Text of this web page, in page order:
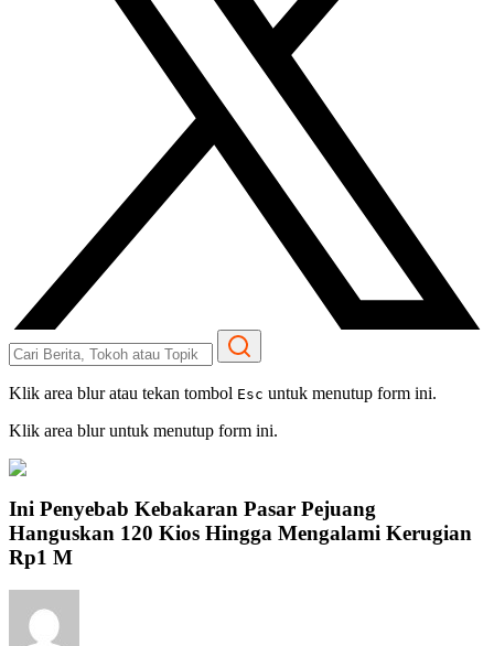
Klik area blur atau tekan tombol Esc untuk menutup form ini.
Klik area blur untuk menutup form ini.
Ini Penyebab Kebakaran Pasar Pejuang
Hanguskan 120 Kios Hingga Mengalami Kerugian
Rp1 M